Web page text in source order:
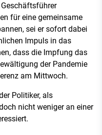
Geschäftsführer
für eine gemeinsame
sei er sofort dabei
Impuls in das
dass die Impfung das
der Pandemie
am Mittwoch.
Politiker, als
nicht weniger an einer